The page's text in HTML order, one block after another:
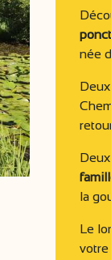
née
la
Le
votre